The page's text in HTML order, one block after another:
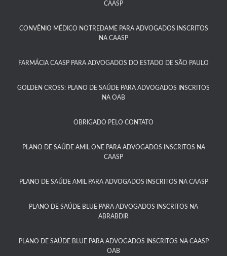
CAASP​
CONVÊNIO MÉDICO NOTREDAME PARA ADVOGADOS INSCRITOS
NA CAASP​
FARMÁCIA CAASP PARA ADVOGADOS DO ESTADO DE SÃO PAULO​
GOLDEN CROSS: PLANO DE SAÚDE PARA ADVOGADOS INSCRITOS
NA OAB
OBRIGADO PELO CONTATO
PLANO DE SAÚDE AMIL ONE PARA ADVOGADOS INSCRITOS NA
CAASP​
PLANO DE SAÚDE AMIL PARA ADVOGADOS INSCRITOS NA CAASP
PLANO DE SAÚDE BLUE PARA ADVOGADOS INSCRITOS NA
ABRABDIR
PLANO DE SAÚDE BLUE PARA ADVOGADOS INSCRITOS NA CAASP
OAB